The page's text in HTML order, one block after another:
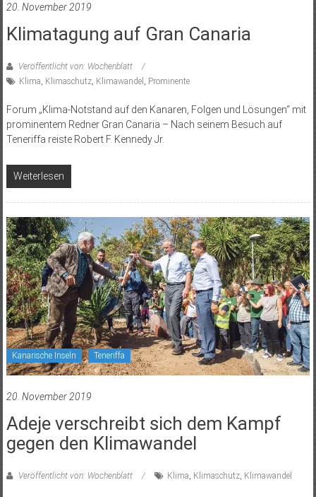
20. November 2019
Klimatagung auf Gran Canaria
Veröffentlicht von: Wochenblatt
Klima, Klimaschutz, Klimawandel , Prominente
Forum „Klima-Notstand auf den Kanaren, Folgen und Lösungen“ mit
prominentem Redner Gran Canaria – Nach seinem Besuch auf
Teneriffa reiste Robert F. Kennedy Jr.
Weiterlesen
Kanarische Inseln Teneriffa
20. November 2019
Adeje verschreibt sich dem Kampf
gegen den Klimawandel
Veröffentlicht von: Wochenblatt Klima, Klimaschutz, Klimawandel